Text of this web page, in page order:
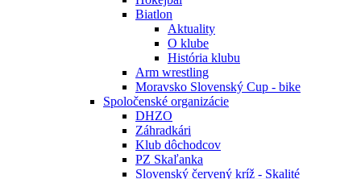
Biatlon
Aktuality
O klube
História klubu
Arm wrestling
Moravsko Slovenský Cup - bike
Spoločenské organizácie
DHZO
Záhradkári
Klub dôchodcov
PZ Skaľanka
Slovenský červený kríž - Skalité